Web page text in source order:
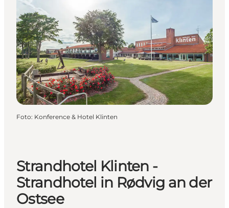
Foto: Konference & Hotel Klinten
Strandhotel Klinten -
Strandhotel in Rødvig an der
Ostsee